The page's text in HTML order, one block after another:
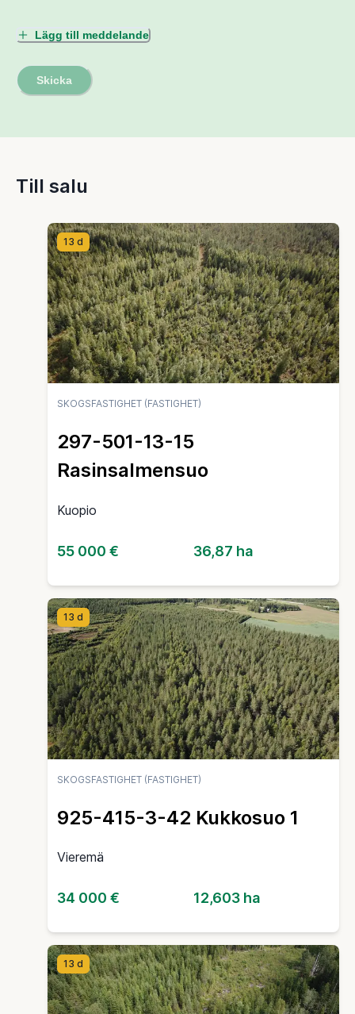
Lägg till meddelande
Skicka
Till salu
13 d
SKOGSFASTIGHET (FASTIGHET)
297-501-13-15
Rasinsalmensuo
Kuopio
55 000 € 36,87 ha
13 d
SKOGSFASTIGHET (FASTIGHET)
925-415-3-42 Kukkosuo 1
Vieremä
34 000 € 12,603 ha
13 d